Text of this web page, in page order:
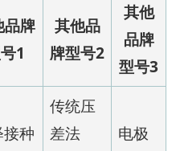
品牌
1
其他品
牌型号2
其他
品牌
型号3
种
传统压
差法
电极